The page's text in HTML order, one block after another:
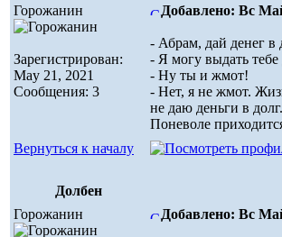
Горожанин
Зарегистрирован:
May 21, 2021
Сообщения: 3
Добавлено: Вс
- Абрам, дай денег в
- Я могу выдать
- Ну ты и жмот!
- Нет, я не жмот.
не даю деньги в
Поневоле
Вернуться к началу
Долбен
Горожанин
Добавлено: Вс